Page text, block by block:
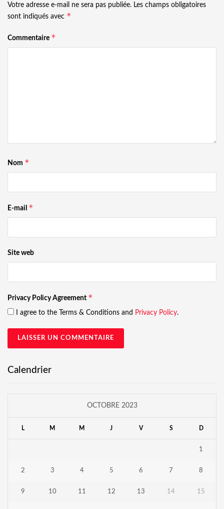
Votre adresse e-mail ne sera pas publiée. Les champs obligatoires
sont indiqués avec *
Commentaire *
Nom *
E-mail *
Site web
Privacy Policy Agreement *
I agree to the Terms & Conditions and Privacy Policy.
Calendrier
OCTOBRE 2023
L M M J V S D
1
2 3 4 5 6 7 8
9 10 11 12 13 14 15